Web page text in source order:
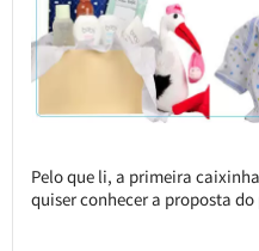
Pelo que li, a primeira
quiser conhecer a proposta do